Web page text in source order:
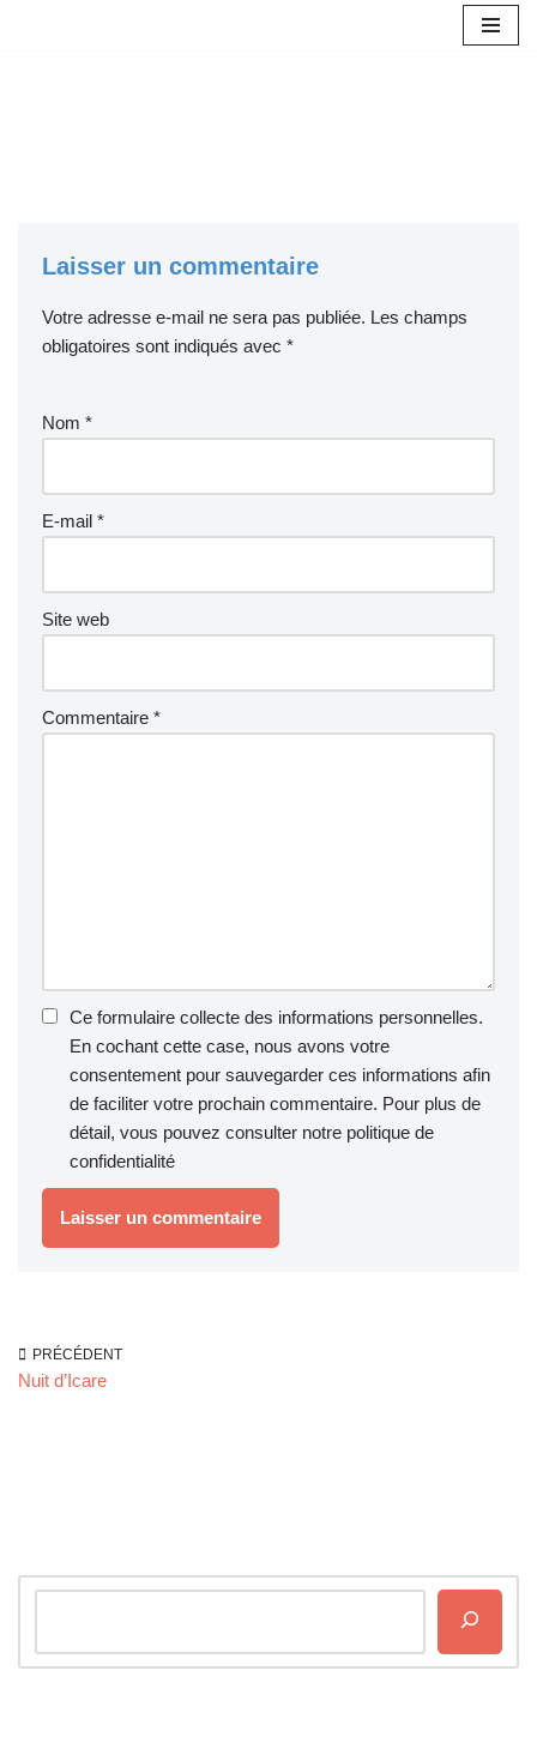
Laisser un commentaire
Votre adresse e-mail ne sera pas publiée. Les champs
obligatoires sont indiqués avec *
Nom *
E-mail *
Site web
Commentaire *
Ce formulaire collecte des informations personnelles.
En cochant cette case, nous avons votre
consentement pour sauvegarder ces informations afin
de faciliter votre prochain commentaire. Pour plus de
détail, vous pouvez consulter notre politique de
confidentialité
PRÉCÉDENT
Nuit d’Icare